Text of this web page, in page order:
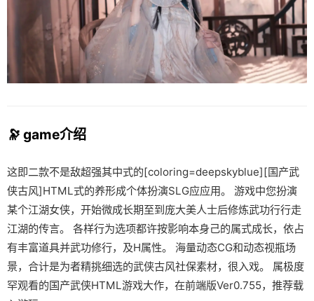
🔭 game介绍
这即二款不是敌超强其中式的[coloring=deepskyblue][国产武
侠古风]HTML式的养形成个体扮演SLG应应用。 游戏中您扮演
某个江湖女侠，开始微成长期至到庞大美人士后修炼武功行行走
江湖的传言。 各样行为选项都许按影响本身己的属式成长，依占
有丰富道具并武功修行，及H属性。 海量动态CG和动态视瓶场
景，合计是为者精挑细选的武侠古风社保素材，很入戏。 属极度
罕观看的国产武侠HTML游戏大作，在前端版Ver0.755，推荐载